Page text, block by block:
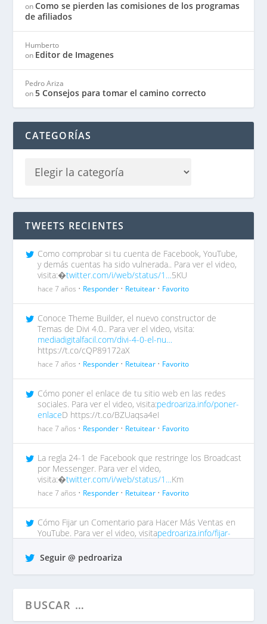
onComo se pierden las comisiones de los programas
de afiliados
Humberto
on Editor de Imagenes
Pedro Ariza
on5 Consejos para tomar el camino correcto
CATEGORÍAS
TWEETS RECIENTES
Como comprobar si tu cuenta de Facebook, YouTube,
y demás cuentas ha sido vulnerada.. Para ver el video,
visita:�twitter.com/i/web/status/1…5KU
hace 7 años • Responder • Retuitear • Favorito
Conoce Theme Builder, el nuevo constructor de
Temas de Divi 4.0.. Para ver el video, visita:
mediadigitalfacil.com/divi-4-0-el-nu…
https://t.co/cQP89172aX
hace 7 años • Responder • Retuitear • Favorito
Cómo poner el enlace de tu sitio web en las redes
sociales. Para ver el video, visita:pedroariza.info/poner-
enlaceD https://t.co/BZUaqsa4eI
hace 7 años • Responder • Retuitear • Favorito
La regla 24-1 de Facebook que restringe los Broadcast
por Messenger. Para ver el video,
visita:�twitter.com/i/web/status/1…Km
hace 7 años • Responder • Retuitear • Favorito
Cómo Fijar un Comentario para Hacer Más Ventas en
YouTube. Para ver el video, visitapedroariza.info/fijar-
hace 7 años •Responder•
Seguir @ pedroariza